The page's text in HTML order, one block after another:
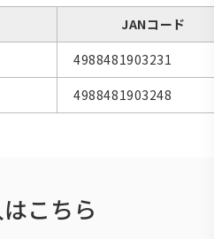
JANコード
4988481903231
4988481903248
こちら